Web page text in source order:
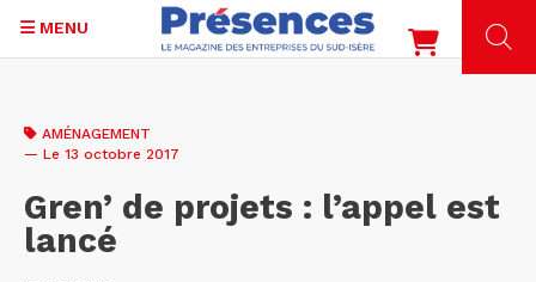
contenu
MENU
AMÉNAGEMENT
— Le 13 octobre 2017
Gren’ de projets : l’appel est
lancé